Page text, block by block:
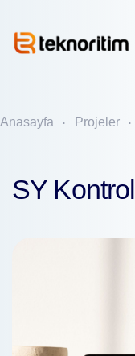
Anasayfa Projeler
SY Kontrol